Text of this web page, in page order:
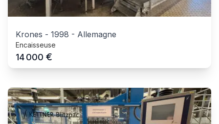
Krones - 1998 - Allemagne
Encaisseuse
14 000 €